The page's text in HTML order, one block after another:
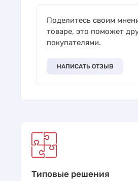
Поделитесь своим
товаре, это поможет
покупателями.
НАПИСАТЬ ОТЗЫВ
Типовые решения